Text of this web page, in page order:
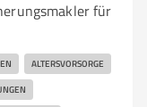
für
ALTERSVORSORGE